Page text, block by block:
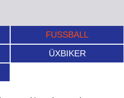
FUSSBALL
ÜXBIKER